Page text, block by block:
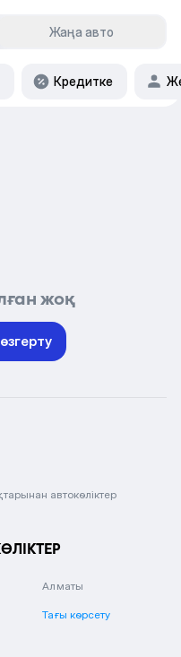
Жаңа авто
Кредитке
жоқ
автокөліктер
Алматы
Тағы көрсету